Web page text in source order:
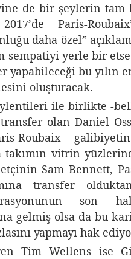
de bir şeylerin tam
Paris-
daha özel”
sempatiyi yerle bir
yapabileceği bu yılın
oluşturacak.
ile birlikte -
olan Daniel
Roubaix
takımın vitrin
Sam Bennett,
transfer
son
gelmiş olsa da bu
yapmayı hak
Tim Wellens ise